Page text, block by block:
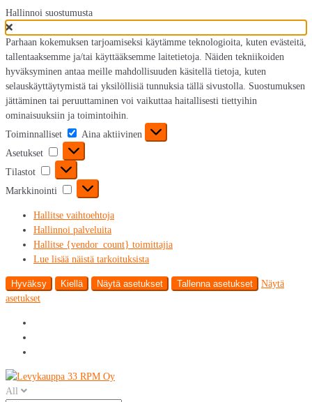
Hallinnoi suostumusta
Parhaan kokemuksen tarjoamiseksi käytämme teknologioita, kuten evästeitä,
tallentaaksemme ja/tai käyttääksemme laitetietoja. Näiden tekniikoiden
hyväksyminen antaa meille mahdollisuuden käsitellä tietoja, kuten
selauskäyttäytymistä tai yksilöllisiä tunnuksia tällä sivustolla. Suostumuksen
jättäminen tai peruuttaminen voi vaikuttaa haitallisesti tiettyihin
ominaisuuksiin ja toimintoihin.
Toiminnalliset
Toiminnalliset
Aina aktiivinen
Asetukset
Asetukset
Tilastot Tilastot
Markkinointi Markkinointi
Hallitse vaihtoehtoja
Hallinnoi palveluita
Hallitse {vendor_count} toimittajia
Lue lisää näistä tarkoituksista
Hyväksy Kiellä Näytä asetukset Tallenna asetukset
Näytä
asetukset
Skip
to
Skip
to
All